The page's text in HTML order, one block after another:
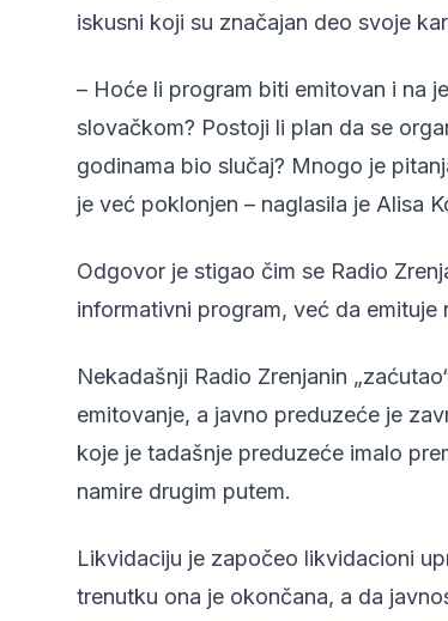
iskusni koji su značajan deo svoje
– Hoće li program biti emitovan i na
slovačkom? Postoji li plan da se
godinama bio slučaj? Mnogo je
je već poklonjen – naglasila je Alisa
Odgovor je stigao čim se Radio
informativni program, već da emituje
Nekadašnji Radio Zrenjanin
emitovanje, a javno preduzeće je
koje je tadašnje preduzeće imalo
namire drugim putem.
Likvidaciju je započeo likvidacioni
trenutku ona je okončana, a da